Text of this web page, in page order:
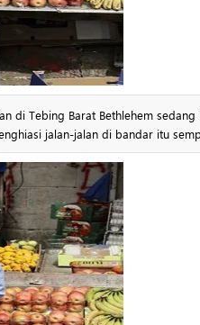
di Tebing Barat Bethlehem
jalan-jalan di bandar itu